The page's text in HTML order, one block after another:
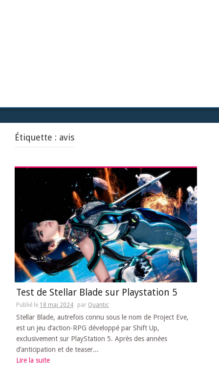
Étiquette : avis
Test de Stellar Blade sur Playstation 5
Publié le 18 mai 2024 par Quantic
Stellar Blade, autrefois connu sous le nom de Project Eve,
est un jeu d’action-RPG développé par Shift Up,
exclusivement sur PlayStation 5. Après des années
d’anticipation et de teaser...
Lire la suite